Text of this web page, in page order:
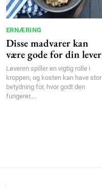
ERNÆRING
Disse madvarer kan
være gode for din lever
Leveren spiller en vigtig rolle i
kroppen, og kosten kan have stor
betydning for, hvor godt den
fungerer....